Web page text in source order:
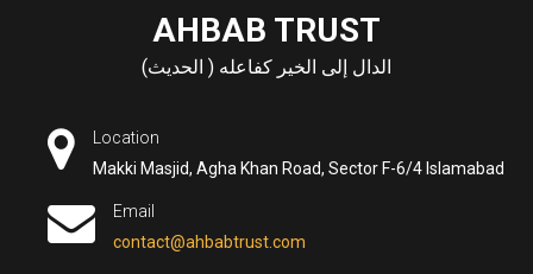
AHBAB TRUST
الدال إلى الخير كفاعله ( الحديث)
Location
Makki Masjid, Agha Khan Road, Sector F-6/4 Islamabad
Email
contact@ahbabtrust.com